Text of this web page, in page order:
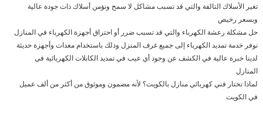
تغير الأسلاك التالفة والتي قد تسبب مشاكل لا سمح ونؤمن أسلاك ذات جودة عالية
وبسعر رخيص
حل مشكلة رعشة الكهرباء والتي قد تسبب ضرر أو احتراق أجهزة الكهرباء في المنازل
نوفر خدمة تمديد الكهرباء إلى جميع غرف المنزل وذلك باستخدام معدات وأجهزة حديثة
لدينا خبرة عالية في الكشف عن وجود أي عيب في تمديد الكابلات الكهربائية في
المنازل
لماذا تختار فني كهربائي منازل بالكويت؟ لأنه مضمون وموثوق من أكثر من ألف عميل
في الكويت